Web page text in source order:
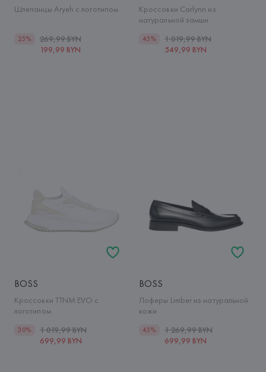
Шлепанцы Aryeh с логотипом
25%
269,99 BYN
199,99 BYN
Кроссовки Carlynn из
натуральной замши
45%
1 019,99 BYN
549,99 BYN
BOSS
Кроссовки TTNM EVO с
логотипом
30%
1 019,99 BYN
699,99 BYN
BOSS
Лоферы Limber из натуральной
кожи
45%
1 269,99 BYN
699,99 BYN